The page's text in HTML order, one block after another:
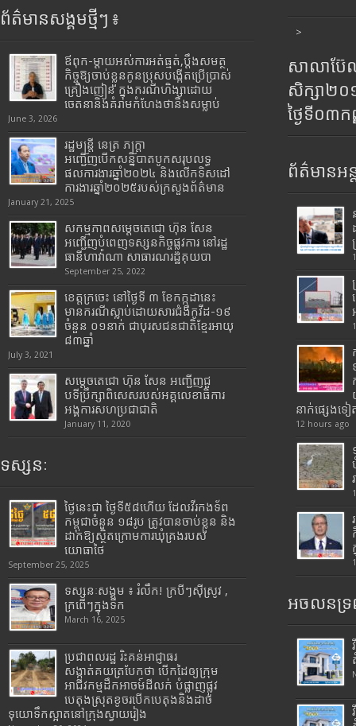
ព័ត៌មានសង្គមថ្មីៗ ៖
ឪពុក-ម្ដាយអស់ការអត់ធ្មត់,ប្ដឹងសមត្ថ
កិច្ចឱ្យចាប់ខ្លួនកូនប្រុសបង្កើតប្រើប្រាស់
គ្រឿងញៀន ក្នុងករណីហិង្សាដោយ
ចេតនានិងគំរាមកំហែងថានឹងសម្លាប់
June 3, 2026
រដ្ឋមន្រ្តី​ នេត្រ​ ភក្ត្រា​
អញ្ជើញបើកសន្និបាតបូកសរុបលទ្ធ
ផលការងារឆ្នាំ២០២៤ និងលើកទិសដៅ
ការងារឆ្នាំ២០២៥របស់​ក្រសួង​ព័ត៌មាន​
January 21, 2025
សកម្មភាពសម្តេចតេជោ ហ៊ុន សែន
អញ្ជើញបំពេញទស្សនកិច្ចផ្លូវការ នៅរដ្ឋ
ធានីហាវ៉ាណា សាធារណរដ្ឋគុយបា
September 25, 2022
ខេត្តក្រចេះ នៅថ្ងៃទី ៣ ខែកក្កដានេះ
មានករណីស្លាប់ដោយសារជំងឺកូវីដ-១៩
ចំនួន ០១នាក់ ជាបុរសជនជាតិខ្មែរអាយុ
៨៣ឆ្នាំ
July 3, 2021
សម្តេចតេជោ ហ៊ុន សែន អញ្ជើញជួ
បទីប្រឹក្សាពិសេសរបស់អគ្គលេខាធិការ
អង្គការសហប្រជាជាតិ
January 11, 2020
ទស្សនៈ
ថ្ងៃនេះជា ថ្ងៃទី៥៨ហើយ ដែលវីរកងទ័ព
កម្ពុជាចំនួន ១៨រូប ត្រូវបានចាប់ខ្លួន និង
ដាក់ឱ្យស្ថិតក្រោមការឃុំគ្រងរបស់
យោធាថៃ
September 25, 2025
ទស្សនៈសង្គម ៖ រំលឹក! ក្របីៗស៊ីស្រូវ ,
ក្រពើៗក្នុងទឹក
March 16, 2025
ប្រជាពលរដ្ឋ រិះគន់អាជ្ញាធរ
សង្កាត់គយត្របែកថា បើកដៃឲ្យក្រុម
អាជីវកម្មដឹកអាចម៍ដីលក់ បំផ្លាញផ្លូវ
បេតុងស្រុតខូចរបើកបេតុងនិងដាច់
ទុយោទឹកស្អាតនៅក្រុងស្វាយរៀង
>
សាលាប៊ែ
សិក្សា២
ថ្ងៃទី០៣
ព័ត៌មានអន្
នាក់ផ្សេងទ
12 hours ago
អចលនទ្រ